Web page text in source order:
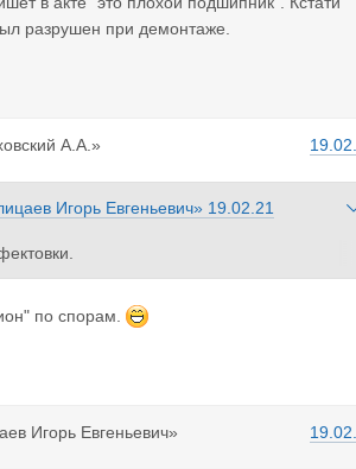
разрушен при демонтаже.
А.А.»
Игорь Евгеньевич» 19.02.21
так же с вашей стороны не нашли ни
и желания разобраться, только
что бы объяснить свою
могу заменить данный подшипник.
по спорам.
Игорь Евгеньевич»